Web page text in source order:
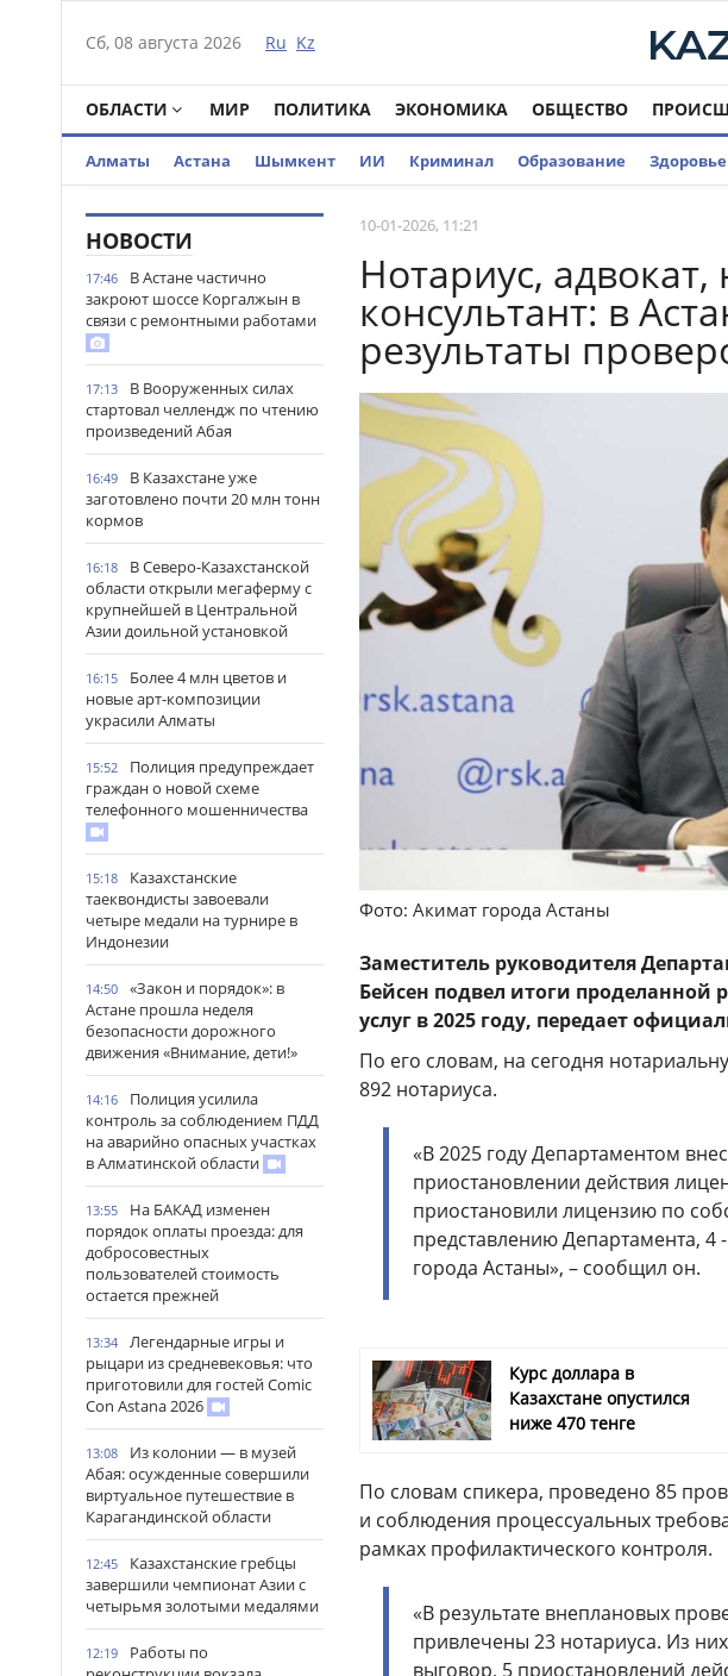
Сб, 08 августа 2026 Ru Kz
ОБЛАСТИ МИР ПОЛИТИКА ЭКОНОМИКА ОБЩЕСТВО
Алматы Астана Шымкент ИИ Криминал Образование Здоровье
НОВОСТИ
17:46
В Астане частично
закроют шоссе Коргалжын в
связи с ремонтными работами
17:13
В Вооруженных силах
стартовал челлендж по чтению
произведений Абая
16:49
В Казахстане уже
заготовлено почти 20 млн тонн
кормов
16:18
В Северо-Казахстанской
области открыли мегаферму с
крупнейшей в Центральной
Азии доильной установкой
16:15
Более 4 млн цветов и
новые арт-композиции
украсили Алматы
15:52
Полиция предупреждает
граждан о новой схеме
телефонного мошенничества
15:18
Казахстанские
таеквондисты завоевали
четыре медали на турнире в
Индонезии
14:50
«Закон и порядок»: в
Астане прошла неделя
безопасности дорожного
движения «Внимание, дети!»
14:16
Полиция усилила
контроль за соблюдением ПДД
на аварийно опасных участках
в Алматинской области
13:55
На БАКАД изменен
порядок оплаты проезда: для
добросовестных
пользователей стоимость
остается прежней
13:34
Легендарные игры и
рыцари из средневековья: что
приготовили для гостей Comic
Con Astana 2026
13:08
Из колонии — в музей
Абая: осужденные совершили
виртуальное путешествие в
Карагандинской области
12:45
Казахстанские гребцы
завершили чемпионат Азии с
четырьмя золотыми медалями
12:19
Работы по
10-01-2026, 11:21
Нотариус,
консультант: в
результаты
Фото: Акимат города Астаны
Заместитель руководителя
Бейсен подвел итоги проделанной
услуг в 2025 году, передает
По его словам, на сегодня
892 нотариуса.
«В 2025 году Департаментом
приостановлении действия
приостановили лицензию по
представлению Департамента,
города Астаны», – сообщил он.
Курс доллара в
Казахстане опустился
ниже 470 тенге
По словам спикера, проведено 85
и соблюдения процессуальных
рамках профилактического контроля.
«В результате внеплановых
привлечены 23 нотариуса. Из
выговор, 5 приостановлений